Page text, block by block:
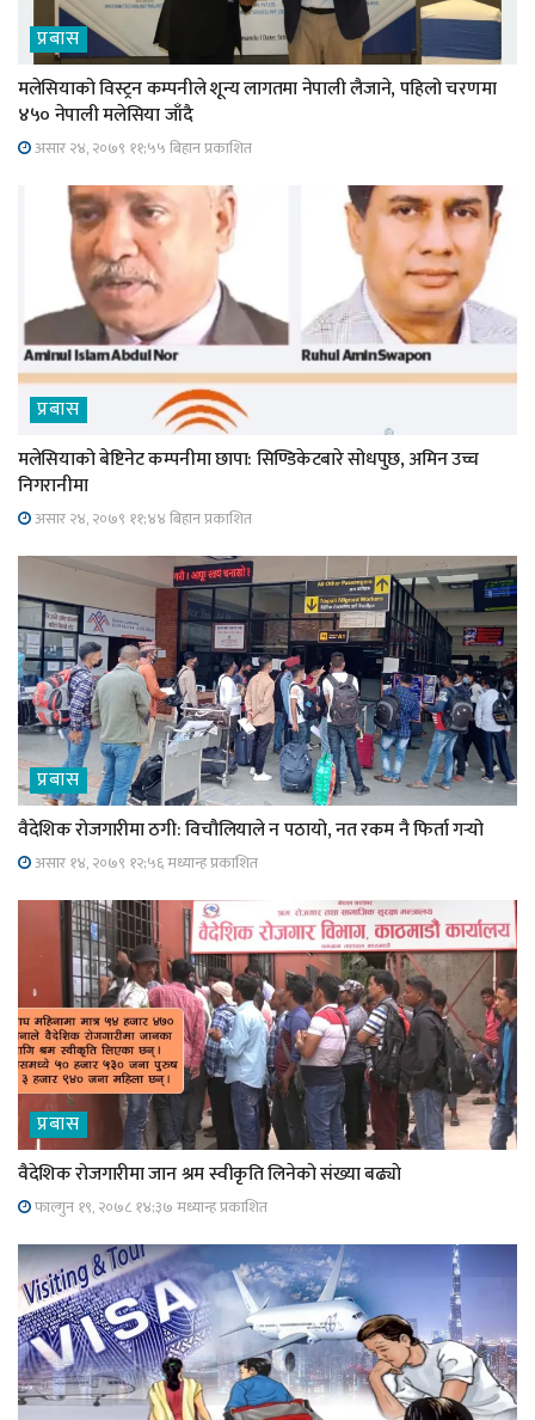
प्रबास
मलेसियाको विस्ट्रन कम्पनीले शून्य लागतमा नेपाली लैजाने, पहिलो चरणमा
४५० नेपाली मलेसिया जाँदै
असार २४, २०७९ ११;५५ बिहान प्रकाशित
प्रबास
मलेसियाको बेष्टिनेट कम्पनीमा छापा: सिण्डिकेटबारे सोधपुछ, अमिन उच्च
निगरानीमा
असार २४, २०७९ ११;४४ बिहान प्रकाशित
प्रबास
वैदेशिक रोजगारीमा ठगी: विचौलियाले न पठायो, नत रकम नै फिर्ता गर्‍यो
असार १४, २०७९ १२;५६ मध्यान्ह प्रकाशित
प्रबास
वैदेशिक रोजगारीमा जान श्रम स्वीकृति लिनेको संख्या बढ्याे
फाल्गुन १९, २०७८ १४;३७ मध्यान्ह प्रकाशित